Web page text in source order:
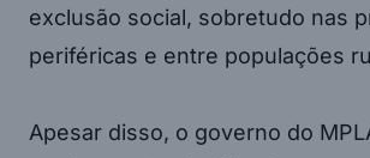
exclusão social, sobretudo nas
periféricas e entre populações
Apesar disso, o governo do